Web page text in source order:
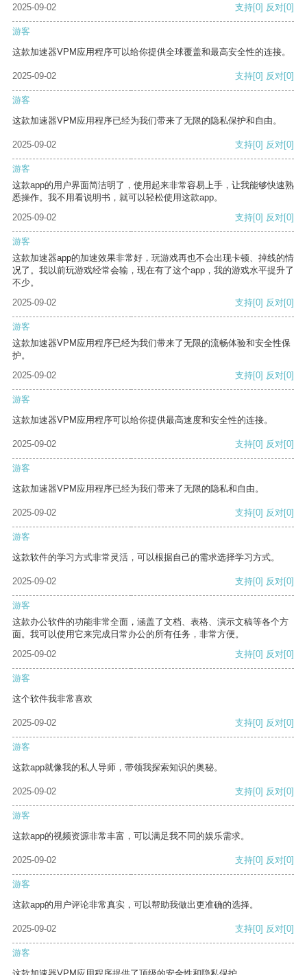
2025-09-02 支持[0] 反对[0]
游客
这款加速器VPM应用程序可以给你提供全球覆盖和最高安全性的连接。
2025-09-02 支持[0] 反对[0]
游客
这款加速器VPM应用程序已经为我们带来了无限的隐私保护和自由。
2025-09-02 支持[0] 反对[0]
游客
这款app的用户界面简洁明了，使用起来非常容易上手，让我能够快速熟
悉操作。我不用看说明书，就可以轻松使用这款app。
2025-09-02
支持[0] 反对[0]
游客
这款加速器app的加速效果非常好，玩游戏再也不会出现卡顿、掉线的情
况了。我以前玩游戏经常会输，现在有了这个app，我的游戏水平提升了
不少。
2025-09-02
支持[0] 反对[0]
游客
这款加速器VPM应用程序已经为我们带来了无限的流畅体验和安全性保
护。
2025-09-02
支持[0] 反对[0]
游客
这款加速器VPM应用程序可以给你提供最高速度和安全性的连接。
2025-09-02 支持[0] 反对[0]
游客
这款加速器VPM应用程序已经为我们带来了无限的隐私和自由。
2025-09-02 支持[0] 反对[0]
游客
这款软件的学习方式非常灵活，可以根据自己的需求选择学习方式。
2025-09-02 支持[0] 反对[0]
游客
这款办公软件的功能非常全面，涵盖了文档、表格、演示文稿等各个方
面。我可以使用它来完成日常办公的所有任务，非常方便。
2025-09-02
支持[0] 反对[0]
游客
这个软件我非常喜欢
2025-09-02 支持[0] 反对[0]
游客
这款app就像我的私人导师，带领我探索知识的奥秘。
2025-09-02 支持[0] 反对[0]
游客
这款app的视频资源非常丰富，可以满足我不同的娱乐需求。
2025-09-02 支持[0] 反对[0]
游客
这款app的用户评论非常真实，可以帮助我做出更准确的选择。
2025-09-02 支持[0] 反对[0]
游客